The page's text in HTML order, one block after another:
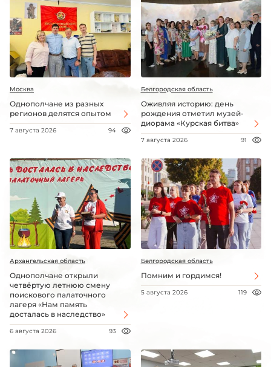
Москва
Однополчане из разных
регионов делятся опытом
7 августа 2026 94
Белгородская область
Оживляя историю: день
рождения отметил музей-
диорама «Курская битва»
7 августа 2026 91
Архангельская область
Однополчане открыли
четвёртую летнюю смену
поискового палаточного
лагеря «Нам память
досталась в наследство»
6 августа 2026 93
Белгородская область
Помним и гордимся!
5 августа 2026 119